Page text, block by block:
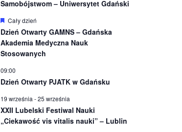
n
o
n
e
Samobójstwom – Uniwersytet Gdański
W
y
r
ó
ż
n
o
n
Cały dzień
Dzień Otwarty GAMNS – Gdańska
Akademia Medyczna Nauk
Stosowanych
09:00
Dzień Otwarty PJATK w Gdańsku
19 września -25 września
XXII Lubelski Festiwal Nauki
„Ciekawość vis vitalis nauki” – Lublin